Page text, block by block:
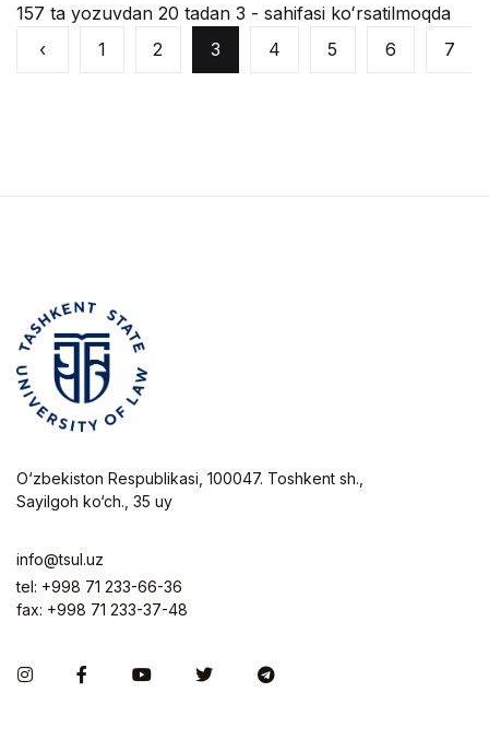
157 ta yozuvdan 20 tadan 3 - sahifasi koʻrsatilmoqda
‹
1 2 3 4 5 6 7
O‘zbekiston Respublikasi, 100047. Toshkent sh.,
Sayilgoh ko‘ch., 35 uy
info@tsul.uz
tel: +998 71 233-66-36
fax: +998 71 233-37-48